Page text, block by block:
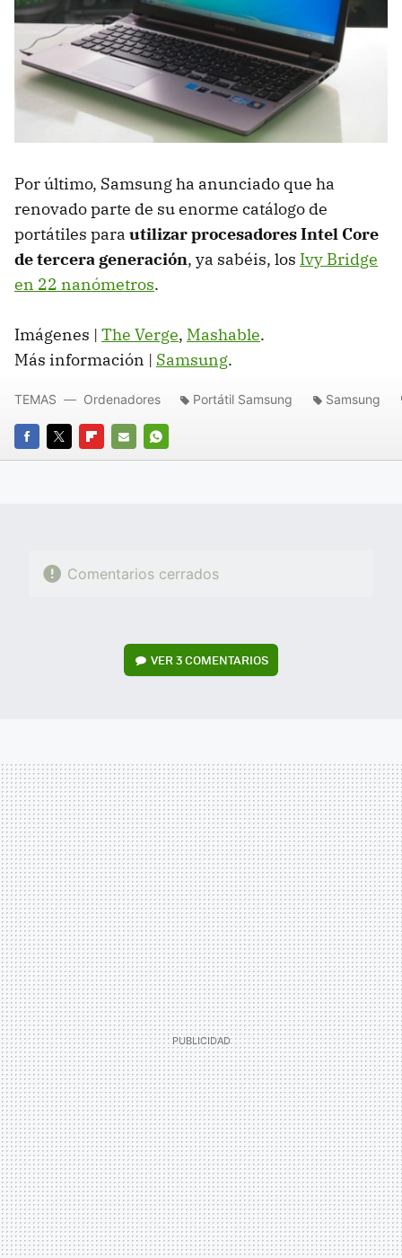
Por último, Samsung ha anunciado que ha
renovado parte de su enorme catálogo de
portátiles para utilizar procesadores Intel Core
de tercera generación, ya sabéis, los Ivy Bridge
en 22 nanómetros.
Imágenes | The Verge, Mashable.
Más información | Samsung.
FACEBOOK
TWITTERFLIPBOARD
E-
WHATSAPP
TEMAS Ordenadores Portátil Samsung Samsung
Comentarios cerrados
VER3 COMENTARIOS